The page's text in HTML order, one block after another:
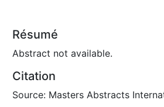
Résumé
Abstract not available.
Citation
Source: Masters Abstracts